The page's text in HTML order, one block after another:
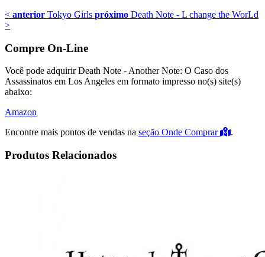
< anterior Tokyo Girls próximo Death Note - L change the WorLd
>
Compre On-Line
Você pode adquirir Death Note - Another Note: O Caso dos
Assassinatos em Los Angeles em formato impresso no(s) site(s)
abaixo:
Amazon
Encontre mais pontos de vendas na seção Onde Comprar .
Produtos Relacionados